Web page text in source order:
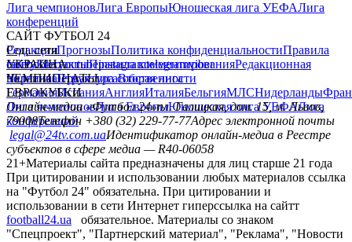
Лига чемпионовЛига ЕвропыЮношеская лига УЕФАЛига
конференций
САЙТ ФУТБОЛ 24
РедакцияПрогнозыПолитика конфиденциальностиПравила
сайтуКонтактыПравила комментированияРедакционная
политикаСтруктура собственности
Соц. сети
facebookxyoutubeinstagramtelegramviber
УКРАИНА
УкраинаПервая лигаВторая лига
ЧЕМПИОНАТЫ
ГерманияИспанияАнглияИталияБельгияМЛСНидерланды
ЕВРОКУБКИ
Лига чемпионовЛига ЕвропыЮношеская лига УЕФАЛига
конференций
Онлайн-медиа «Футбол 24»пл. Галицкая, дом. 15, м. Львов,
79008Телефон +380 (32) 229-77-77Адрес электронной почты
legal@24tv.com.uaИдентификатор онлайн-медиа в Реестре
субъектов в сфере медиа — R40-06058
21+Материалы сайта предназначены для лиц старше 21 года
При цитировании и использовании любых материалов ссылка
на "Футбол 24" обязательна. При цитировании и
использовании в сети Интернет гиперссылка на сайтт
football24.ua
обязательное. Материалы со знаком
"Спецпроект", "Партнерский материал", "Реклама", "Новости